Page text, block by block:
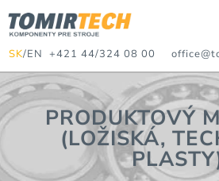
SK/EN +421 44/324 08 00
PRODUKTOVÝ
(LOŽISKÁ,